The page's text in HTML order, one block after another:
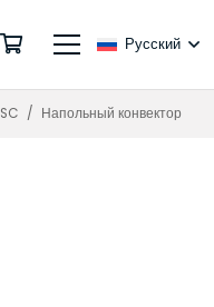
Русский
SC / Напольный конвектор